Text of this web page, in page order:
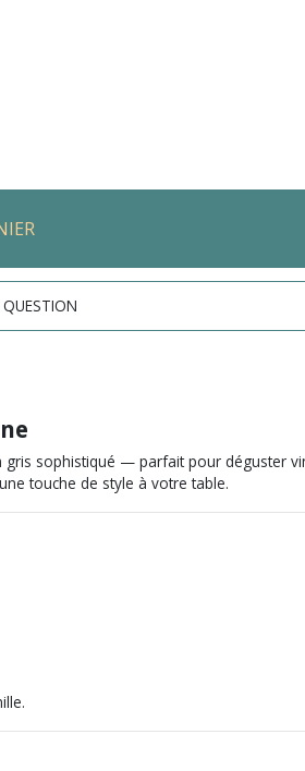
gris sophistiqué — parfait pour déguster
touche de style à votre table.